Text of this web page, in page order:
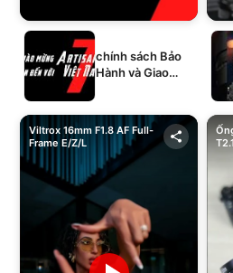
chính sách Bảo
Hành và Giao
Viltrox 16mm F1.8 AF Full-
Frame E/Z/L